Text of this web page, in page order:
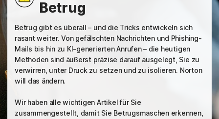
Betrug
Betrug gibt es überall – und die Tricks entwickeln sich
rasant weiter. Von gefälschten Nachrichten und Phishing-
Mails bis hin zu KI-generierten Anrufen – die heutigen
Methoden sind äußerst präzise darauf ausgelegt, Sie zu
verwirren, unter Druck zu setzen und zu isolieren. Norton
will das ändern.
Wir haben alle wichtigen Artikel für Sie
zusammengestellt, damit Sie Betrugsmaschen erkennen,